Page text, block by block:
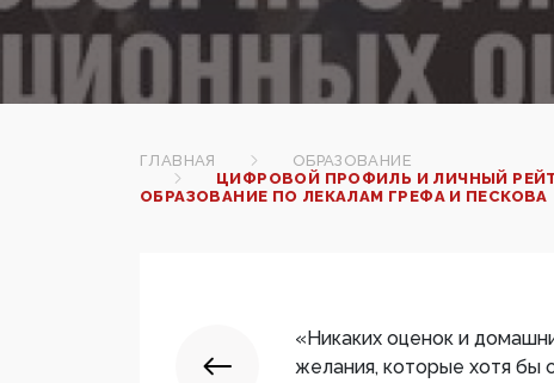
ГЛАВНАЯ
ОБРАЗОВАНИЕ
ЦИФРОВОЙ ПРОФИЛЬ И ЛИЧНЫЙ
ОБРАЗОВАНИЕ ПО ЛЕКАЛАМ ГРЕФА И ПЕСКОВА
«Никаких оценок и
желания, которые хотя бы